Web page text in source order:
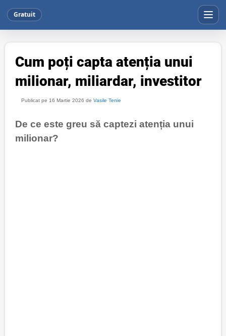
Gratuit
Cum poți capta atenția unui
milionar, miliardar, investitor
Publicat pe 16 Martie 2026 de Vasile Tenie
De ce este greu să captezi atenția unui
milionar?